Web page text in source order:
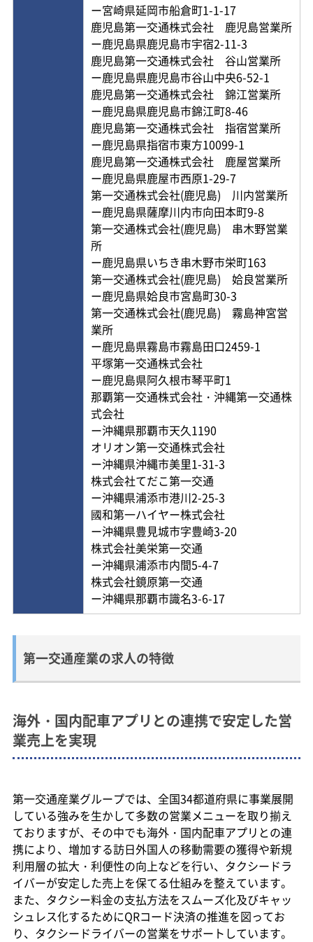
ー宮崎県延岡市船倉町1-1-17
鹿児島第一交通株式会社 鹿児島営業所
ー鹿児島県鹿児島市宇宿2-11-3
鹿児島第一交通株式会社 谷山営業所
ー鹿児島県鹿児島市谷山中央6-52-1
鹿児島第一交通株式会社 錦江営業所
ー鹿児島県鹿児島市錦江町8-46
鹿児島第一交通株式会社 指宿営業所
ー鹿児島県指宿市東方10099-1
鹿児島第一交通株式会社 鹿屋営業所
ー鹿児島県鹿屋市西原1-29-7
第一交通株式会社(鹿児島) 川内営業所
ー鹿児島県薩摩川内市向田本町9-8
第一交通株式会社(鹿児島) 串木野営業
所
ー鹿児島県いちき串木野市栄町163
第一交通株式会社(鹿児島) 姶良営業所
ー鹿児島県姶良市宮島町30-3
第一交通株式会社(鹿児島) 霧島神宮営
業所
ー鹿児島県霧島市霧島田口2459-1
平塚第一交通株式会社
ー鹿児島県阿久根市琴平町1
那覇第一交通株式会社・沖縄第一交通株
式会社
ー沖縄県那覇市天久1190
オリオン第一交通株式会社
ー沖縄県沖縄市美里1-31-3
株式会社てだこ第一交通
ー沖縄県浦添市港川2-25-3
國和第一ハイヤー株式会社
ー沖縄県豊見城市字豊崎3-20
株式会社美栄第一交通
ー沖縄県浦添市内間5-4-7
株式会社鏡原第一交通
ー沖縄県那覇市識名3-6-17
第一交通産業の求人の特徴
海外・国内配車アプリとの連携で安定した営
業売上を実現
第一交通産業グループでは、全国34都道府県に事業展開
している強みを生かして多数の営業メニューを取り揃え
ておりますが、その中でも海外・国内配車アプリとの連
携により、増加する訪日外国人の移動需要の獲得や新規
利用層の拡大・利便性の向上などを行い、タクシードラ
イバーが安定した売上を保てる仕組みを整えています。
また、タクシー料金の支払方法をスムーズ化及びキャッ
シュレス化するためにQRコード決済の推進を図ってお
り、タクシードライバーの営業をサポートしています。